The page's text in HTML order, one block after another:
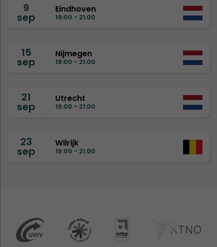
9
sep
Eindhoven
19:00 - 21:00
15
sep
Nijmegen
19:00 - 21:00
21
sep
Utrecht
19:00 - 21:00
23
sep
Wilrijk
19:00 - 21:00